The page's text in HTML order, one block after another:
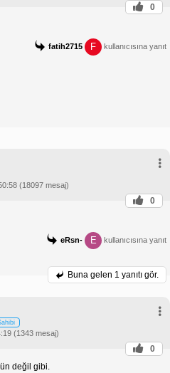
0
fatih2715 F kullanıcısına yanıt
(18097 mesaj)
0
eRsn- E kullanıcısına yanıt
Buna gelen 1 yanıtı gör.
(1343 mesaj)
0
değil gibi.